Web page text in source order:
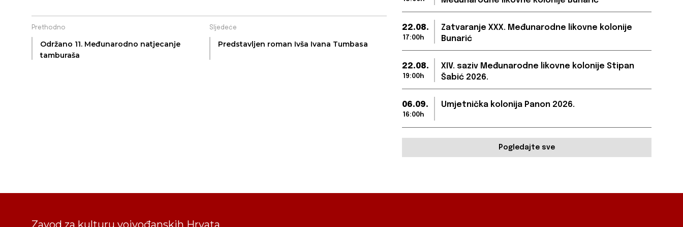
Prethodno
Održano 11. Međunarodno natjecanje
tamburaša
Sljedeće
Predstavljen roman Ivša Ivana Tumbasa
22.08.
17:00h
Zatvaranje XXX. Međunarodne likovne kolonije
Bunarić
22.08.
19:00h
XIV. saziv Međunarodne likovne kolonije Stipan
Šabić 2026.
06.09.
16:00h
Umjetnička kolonija Panon 2026.
Pogledajte sve
Zavod za kulturu vojvođanskih Hrvata